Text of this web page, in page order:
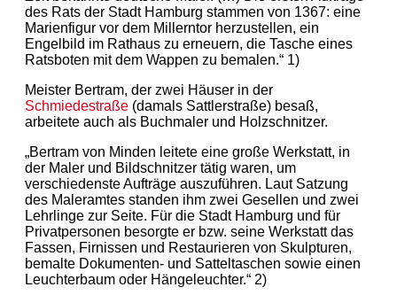
des Rats der Stadt Hamburg stammen von 1367: eine
Marienfigur vor dem Millerntor herzustellen, ein
Engelbild im Rathaus zu erneuern, die Tasche eines
Ratsboten mit dem Wappen zu bemalen.“ 1)
Meister Bertram, der zwei Häuser in der
Schmiedestraße (damals Sattlerstraße) besaß,
arbeitete auch als Buchmaler und Holzschnitzer.
„Bertram von Minden leitete eine große Werkstatt, in
der Maler und Bildschnitzer tätig waren, um
verschiedenste Aufträge auszuführen. Laut Satzung
des Maleramtes standen ihm zwei Gesellen und zwei
Lehrlinge zur Seite. Für die Stadt Hamburg und für
Privatpersonen besorgte er bzw. seine Werkstatt das
Fassen, Firnissen und Restaurieren von Skulpturen,
bemalte Dokumenten- und Satteltaschen sowie einen
Leuchterbaum oder Hängeleuchter.“ 2)